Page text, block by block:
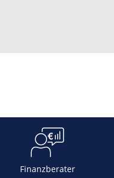
Finanzberater